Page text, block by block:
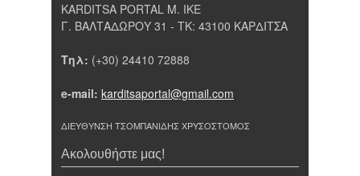
KARDITSA PORTAL Μ. ΙΚΕ
Γ. ΒΑΛΤΑΔΩΡΟΥ 31 - ΤΚ: 43100 ΚΑΡΔΙΤΣΑ
Τηλ: (+30) 24410 72888
e-mail: karditsaportal@gmail.com
ΔΙΕΥΘΥΝΣΗ ΤΣΟΜΠΑΝΙΔΗΣ ΧΡΥΣΟΣΤΟΜΟΣ
Ακολουθήστε μας!